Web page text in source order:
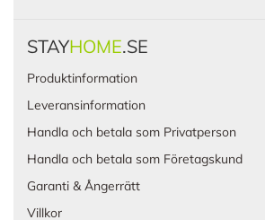
STAYHOME.SE
Produktinformation
Leveransinformation
Handla och betala som Privatperson
Handla och betala som Företagskund
Garanti & Ångerrätt
Villkor